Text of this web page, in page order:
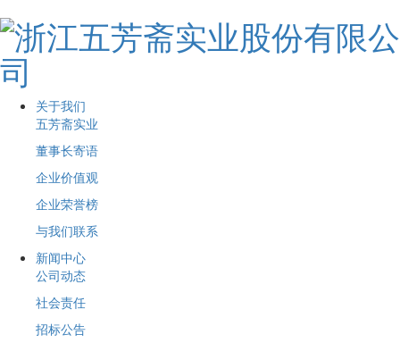
关于我们
五芳斋实业
董事长寄语
企业价值观
企业荣誉榜
与我们联系
新闻中心
公司动态
社会责任
招标公告